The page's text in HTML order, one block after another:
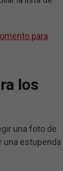
para
los
una foto de
una estupenda